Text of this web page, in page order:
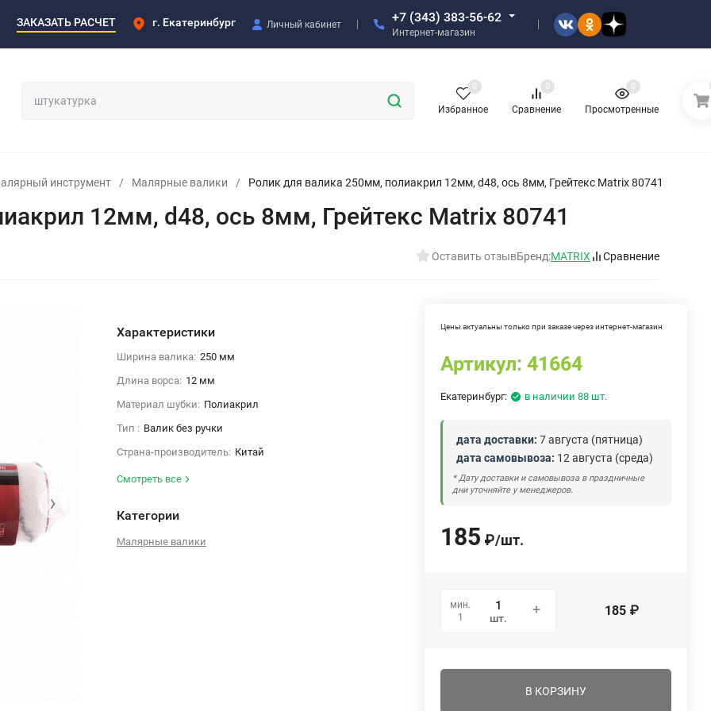
ЗАКАЗАТЬ РАСЧЕТ г. Екатеринбург Личный кабинет +7 (343) 383-56-62
Интернет-магазин
Избранное
0
Сравнение
0
Просмотренные
0
инструмент / Малярные валики / Ролик для валика 250мм, полиакрил 12мм, d48, ось 8мм, Грейтекс Matrix 80741
12мм, d48, ось 8мм, Грейтекс Matrix 80741
Оставить отзывБренд:MATRIX Сравнение
›
Характеристики
Ширина валика: 250 мм
Длина ворса: 12 мм
Материал шубки: Полиакрил
Тип : Валик без ручки
Страна-производитель: Китай
Смотреть все
Категории
Малярные валики
Цены актуальны только при заказе через интернет-магазин
Артикул:41664
Екатеринбург: в наличии 88 шт.
дата доставки: 7 августа (пятница)
дата самовывоза: 12 августа (среда)
* Дату доставки и самовывоза в праздничные
дни уточняйте у менеджеров.
185 ₽/шт.
мин.
1
шт. 185 ₽
В КОРЗИНУ